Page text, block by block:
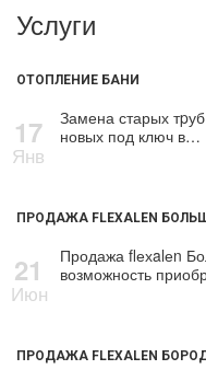
Услуги
ОТОПЛЕНИЕ БАНИ
17
Янв
Замена старых
новых под ключ в…
ПРОДАЖА FLEXALEN
21
Июн
Продажа flехalеn
возможность
ПРОДАЖА FLEXALEN